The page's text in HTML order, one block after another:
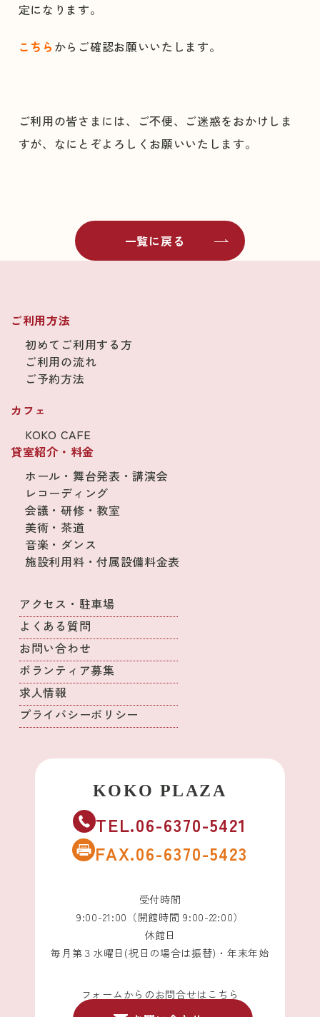
定になります。
こちら からご確認お願いいたします。
ご利用の皆さまには、ご不便、ご迷惑をおかけしま
すが、なにとぞよろしくお願いいたします。
一覧に戻る
ご利用方法
初めてご利用する方
ご利用の流れ
ご予約方法
カフェ
KOKO CAFE
貸室紹介・料金
ホール・舞台発表・講演会
レコーディング
会議・研修・教室
美術・茶道
音楽・ダンス
施設利用料・付属設備料金表
アクセス・駐車場
よくある質問
お問い合わせ
ボランティア募集
求人情報
プライバシーポリシー
TEL.06-6370-5421
FAX.06-6370-5423
受付時間
9:00-21:00（開館時間 9:00-22:00）
休館日
毎月第３水曜日(祝日の場合は振替)・年末年始
フォームからのお問合せはこちら